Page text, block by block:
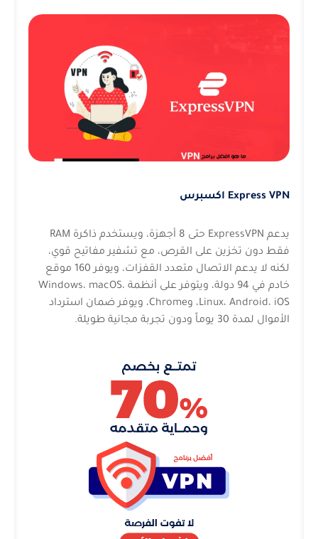
Express VPN اكسبرس
يدعم ExpressVPN حتى 8 أجهزة، ويستخدم ذاكرة RAM
فقط دون تخزين على القرص، مع تشفير مفاتيح قوي،
لكنه لا يدعم الاتصال متعدد القفزات، ويوفر 160 موقع
خادم في 94 دولة، ويتوفر على أنظمة Windows، macOS،
Linux، Android، iOS، وChrome، ويوفر ضمان استرداد
الأموال لمدة 30 يوماً ودون تجربة مجانية طويلة.